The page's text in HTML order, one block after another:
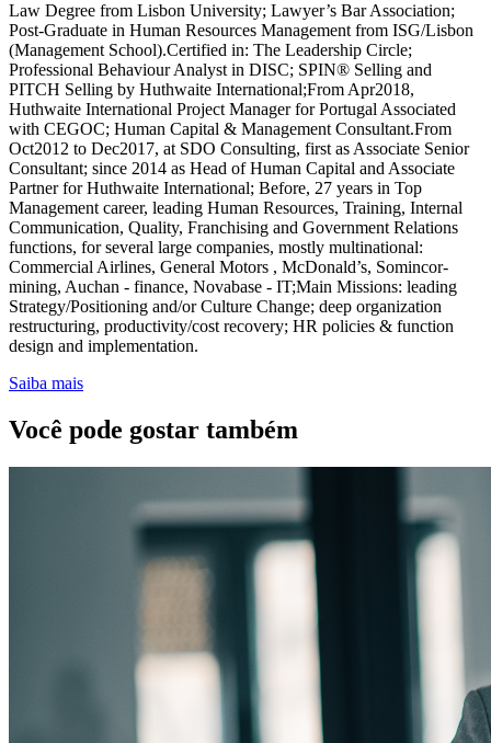
Law Degree from Lisbon University; Lawyer’s Bar Association;
Post-Graduate in Human Resources Management from ISG/Lisbon
(Management School).Certified in: The Leadership Circle;
Professional Behaviour Analyst in DISC; SPIN® Selling and
PITCH Selling by Huthwaite International;From Apr2018,
Huthwaite International Project Manager for Portugal Associated
with CEGOC; Human Capital & Management Consultant.From
Oct2012 to Dec2017, at SDO Consulting, first as Associate Senior
Consultant; since 2014 as Head of Human Capital and Associate
Partner for Huthwaite International; Before, 27 years in Top
Management career, leading Human Resources, Training, Internal
Communication, Quality, Franchising and Government Relations
functions, for several large companies, mostly multinational:
Commercial Airlines, General Motors , McDonald’s, Somincor-
mining, Auchan - finance, Novabase - IT;Main Missions: leading
Strategy/Positioning and/or Culture Change; deep organization
restructuring, productivity/cost recovery; HR policies & function
design and implementation.
Saiba mais
Você pode gostar também